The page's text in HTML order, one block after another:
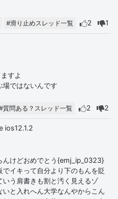
#滑り止めスレッド一覧 2 1
すよ
場ではないんです
質問ある？スレッド一覧 2 2
ios12.1.2
んけどおめでとう{emj_ip_0323}
イキって自分より下のもんを貶
いう肩書きも割と汚く見えるゾ
と入れへん大学なんやからこん